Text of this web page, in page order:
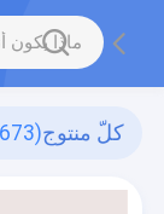
كلّ منتوج(673)